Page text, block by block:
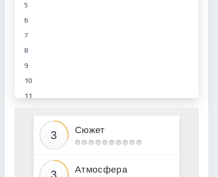
5
6
7
8
9
10
11
Сюжет
Атмосфера